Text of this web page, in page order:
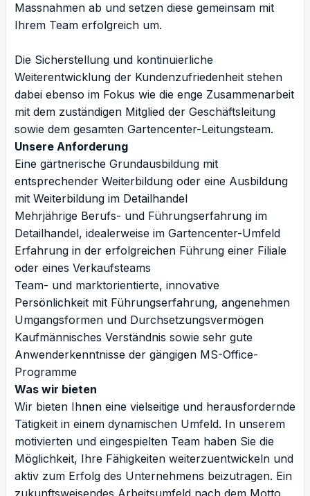
Massnahmen ab und setzen diese gemeinsam mit
Ihrem Team erfolgreich um.
Die Sicherstellung und kontinuierliche
Weiterentwicklung der Kundenzufriedenheit stehen
dabei ebenso im Fokus wie die enge Zusammenarbeit
mit dem zuständigen Mitglied der Geschäftsleitung
sowie dem gesamten Gartencenter-Leitungsteam.
Unsere Anforderung
Eine gärtnerische Grundausbildung mit
entsprechender Weiterbildung oder eine Ausbildung
mit Weiterbildung im Detailhandel
Mehrjährige Berufs- und Führungserfahrung im
Detailhandel, idealerweise im Gartencenter-Umfeld
Erfahrung in der erfolgreichen Führung einer Filiale
oder eines Verkaufsteams
Team- und marktorientierte, innovative
Persönlichkeit mit Führungserfahrung, angenehmen
Umgangsformen und Durchsetzungsvermögen
Kaufmännisches Verständnis sowie sehr gute
Anwenderkenntnisse der gängigen MS-Office-
Programme
Was wir bieten
Wir bieten Ihnen eine vielseitige und herausfordernde
Tätigkeit in einem dynamischen Umfeld. In unserem
motivierten und eingespielten Team haben Sie die
Möglichkeit, Ihre Fähigkeiten weiterzuentwickeln und
aktiv zum Erfolg des Unternehmens beizutragen. Ein